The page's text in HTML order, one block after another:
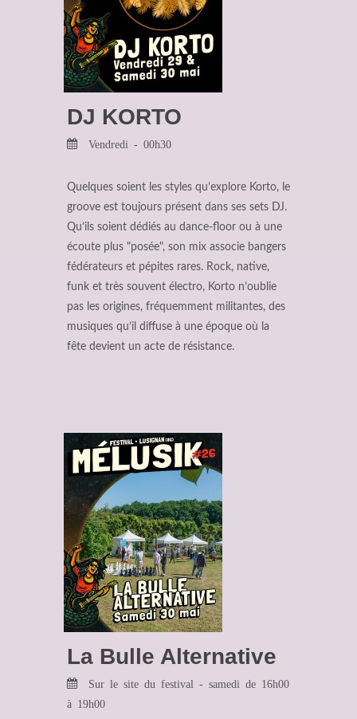
DJ KORTO
Vendredi - 00h30
Quelques soient les styles qu’explore Korto, le
groove est toujours présent dans ses sets DJ.
Qu’ils soient dédiés au dance-floor ou à une
écoute plus "posée", son mix associe bangers
fédérateurs et pépites rares. Rock, native,
funk et très souvent électro, Korto n’oublie
pas les origines, fréquemment militantes, des
musiques qu’il diffuse à une époque où la
fête devient un acte de résistance.
La Bulle Alternative
Sur le site du festival - samedi de 16h00
à 19h00